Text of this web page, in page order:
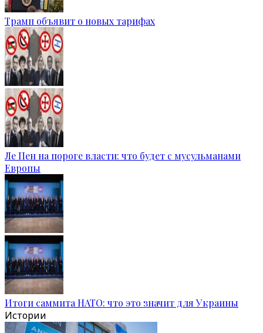
Трамп объявит о новых тарифах
Ле Пен на пороге власти: что будет с мусульманами
Европы
Итоги саммита НАТО: что это значит для Украины
Истории